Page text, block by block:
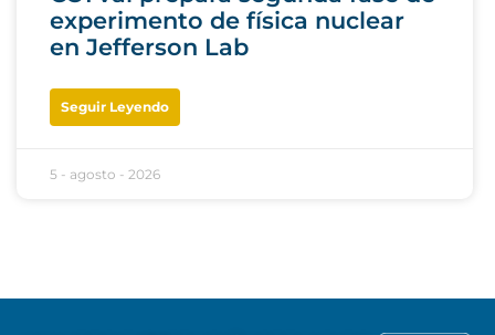
experimento de física nuclear
en Jefferson Lab
Seguir Leyendo
5 - agosto - 2026